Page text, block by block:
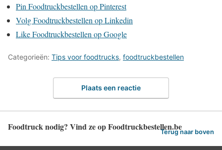
Pin Foodtruckbestellen op Pinterest
Volg Foodtruckbestellen op Linkedin
Like Foodtruckbestellen op Google
Categorieën: Tips voor foodtrucks, foodtruckbestellen
Plaats een reactie
Foodtruck nodig? Vind ze op Foodtruckbestellen.beTerug naar boven